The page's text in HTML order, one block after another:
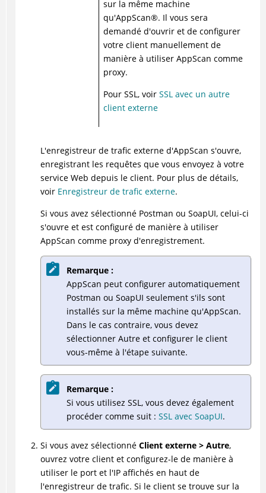
sur la même machine
qu'AppScan®. Il vous sera
demandé d'ouvrir et de configurer
votre client manuellement de
manière à utiliser AppScan comme
proxy.
Pour SSL, voir SSL avec un autre
client externe
L'enregistreur de trafic externe d'AppScan s'ouvre,
enregistrant les requêtes que vous envoyez à votre
service Web depuis le client. Pour plus de détails,
voir Enregistreur de trafic externe.
Si vous avez sélectionné Postman ou SoapUI, celui-ci
s'ouvre et est configuré de manière à utiliser
AppScan comme proxy d'enregistrement.
Remarque :
AppScan peut configurer automatiquement
Postman ou SoapUI seulement s'ils sont
installés sur la même machine qu'AppScan.
Dans le cas contraire, vous devez
sélectionner Autre et configurer le client
vous-même à l'étape suivante.
Remarque :
Si vous utilisez SSL, vous devez également
procéder comme suit : SSL avec SoapUI.
Si vous avez sélectionné Client externe > Autre,
ouvrez votre client et configurez-le de manière à
utiliser le port et l'IP affichés en haut de
l'enregistreur de trafic. Si le client se trouve sur la